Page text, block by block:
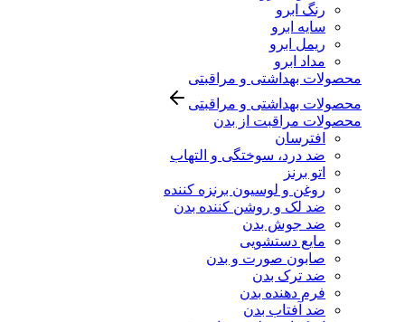
رنگ ابرو
سایه ابرو
ریمل ابرو
مداد ابرو
محصولات بهداشتی و مراقبتی
محصولات بهداشتی و مراقبتی
محصولات مراقبت از بدن
افترسان
ضد درد، سوختگی و التهاب
اتو برنز
روغن و لوسیون برنزه کننده
ضد لک و روشن کننده بدن
ضد جوش بدن
مایع دستشویی
صابون صورت و بدن
ضد ترک بدن
فرم دهنده بدن
ضد آفتاب بدن